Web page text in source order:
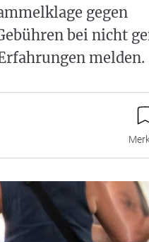
gegen
bei nicht
melden.